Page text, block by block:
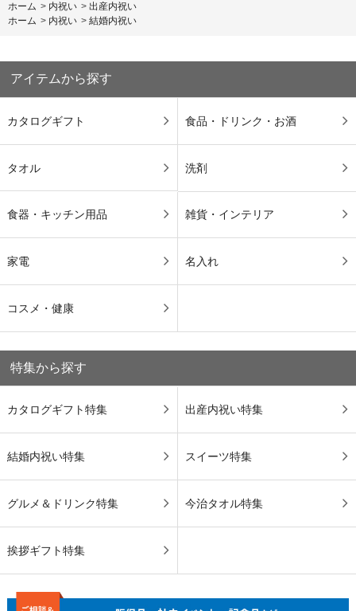
ホーム > 内祝い > 出産内祝い
ホーム > 内祝い > 結婚内祝い
アイテムから探す
カタログギフト 食品・ドリンク・お酒
タオル 洗剤
食器・キッチン用品 雑貨・インテリア
家電 名入れ
コスメ・健康
特集から探す
カタログギフト特集 出産内祝い特集
結婚内祝い特集 スイーツ特集
グルメ＆ドリンク特集 今治タオル特集
挨拶ギフト特集